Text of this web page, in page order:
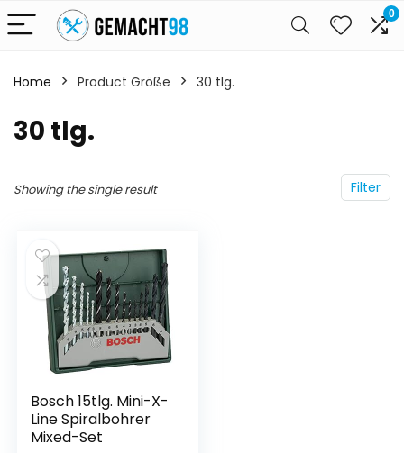
0
Home Product Größe 30 tlg.
30 tlg.
Filter
Showing the single result
Bosch 15tlg. Mini-X-
Line Spiralbohrer
Mixed-Set